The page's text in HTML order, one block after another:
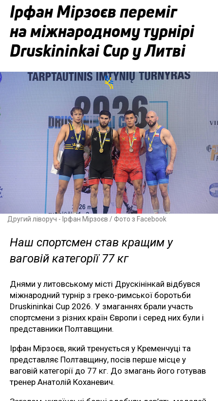
Ірфан Мірзоєв переміг
на міжнародному турнірі
Druskininkai Cup у Литві
Другий ліворуч - Ірфан Мірзоєв / Фото з Facebook
Наш спортсмен став кращим у
ваговій категорії 77 кг
Днями у литовському місті Друскінінкай відбувся
міжнародний турнір з греко-римської боротьби
Druskininkai Cup 2026. У змаганнях брали участь
спортсмени з різних країн Європи і серед них були і
представники Полтавщини.
Ірфан Мірзоєв, який тренується у Кременчуці та
представляє Полтавщину, посів перше місце у
ваговій категорії до 77 кг. До змагань його готував
тренер Анатолій Коханевич.